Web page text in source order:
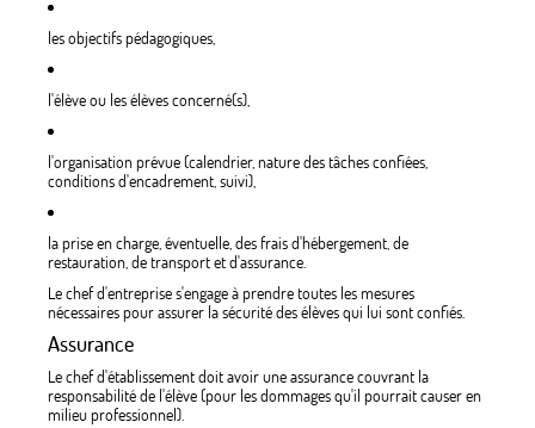
les objectifs pédagogiques,
l'élève ou les élèves concerné(s),
l'organisation prévue (calendrier, nature des tâches confiées,
conditions d'encadrement, suivi),
la prise en charge, éventuelle, des frais d'hébergement, de
restauration, de transport et d'assurance.
Le chef d'entreprise s'engage à prendre toutes les mesures
nécessaires pour assurer la sécurité des élèves qui lui sont confiés.
Assurance
Le chef d'établissement doit avoir une assurance couvrant la
responsabilité de l'élève (pour les dommages qu'il pourrait causer en
milieu professionnel).